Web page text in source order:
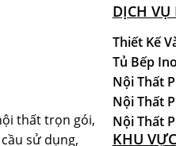
thất trọn gói,
sử dụng,
DỊCH VỤ
Thiết Kế
Tủ Bếp
Nội Thất
Nội Thất
Nội Thất
KHU